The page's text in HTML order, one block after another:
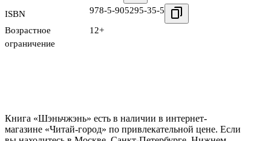
ISBN 978-5-905295-35-5
Возрастное
ограничение
12+
Книга «Шэньчжэнь» есть в наличии в интернет-
магазине «Читай-город» по привлекательной цене. Если